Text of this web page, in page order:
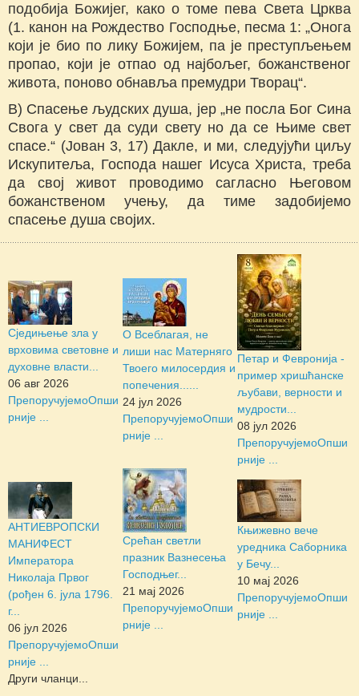
подобија Божијег, како о томе пева Света Црква
(1. канон на Рождество Господње, песма 1: „Онога
који је био по лику Божијем, па је преступљењем
пропао, који је отпао од најбољег, божанственог
живота, поново обнавља премудри Творац“.
В) Спасење људских душа, јер „не посла Бог Сина
Свога у свет да суди свету но да се Њиме свет
спасе.“ (Јован 3, 17) Дакле, и ми, следујући циљу
Искупитеља, Господа нашег Исуса Христа, треба
да свој живот проводимо сагласно Његовом
божанственом учењу, да тиме задобијемо
спасење душа својих.
Сједињење зла у
врховима световне и
духовне власти...
06 авг 2026
ПрепоручујемоОпши
рније ...
О Всеблагая, не
лиши нас Матерняго
Твоего милосердия и
попечения......
24 јул 2026
ПрепоручујемоОпши
рније ...
Петар и Февронија -
пример хришћанске
љубави, верности и
мудрости...
08 јул 2026
ПрепоручујемоОпши
рније ...
АНТИЕВРОПСКИ
МАНИФЕСТ
Императора
Николаја Првог
(рођен 6. јула 1796.
г...
06 јул 2026
ПрепоручујемоОпши
рније ...
Срећан светли
празник Вазнесења
Господњег...
21 мај 2026
ПрепоручујемоОпши
рније ...
Књижевно вече
уредника Саборника
у Бечу...
10 мај 2026
ПрепоручујемоОпши
рније ...
Други чланци...